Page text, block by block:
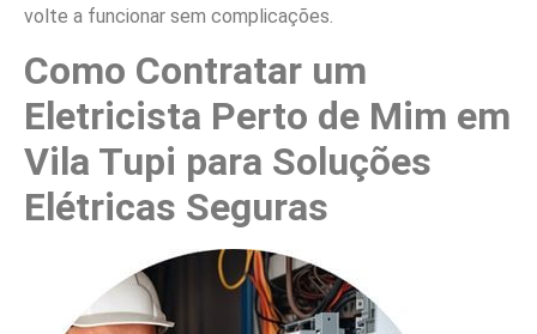
volte a funcionar sem complicações.
Como Contratar um
Eletricista Perto de Mim em
Vila Tupi para Soluções
Elétricas Seguras